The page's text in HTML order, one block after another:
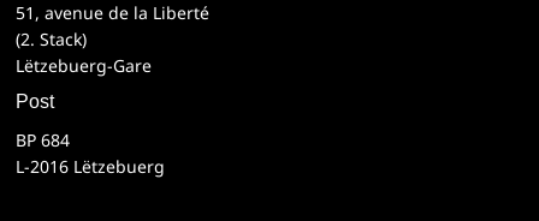
51, avenue de la Liberté
(2. Stack)
Lëtzebuerg-Gare
Post
BP 684
L-2016 Lëtzebuerg